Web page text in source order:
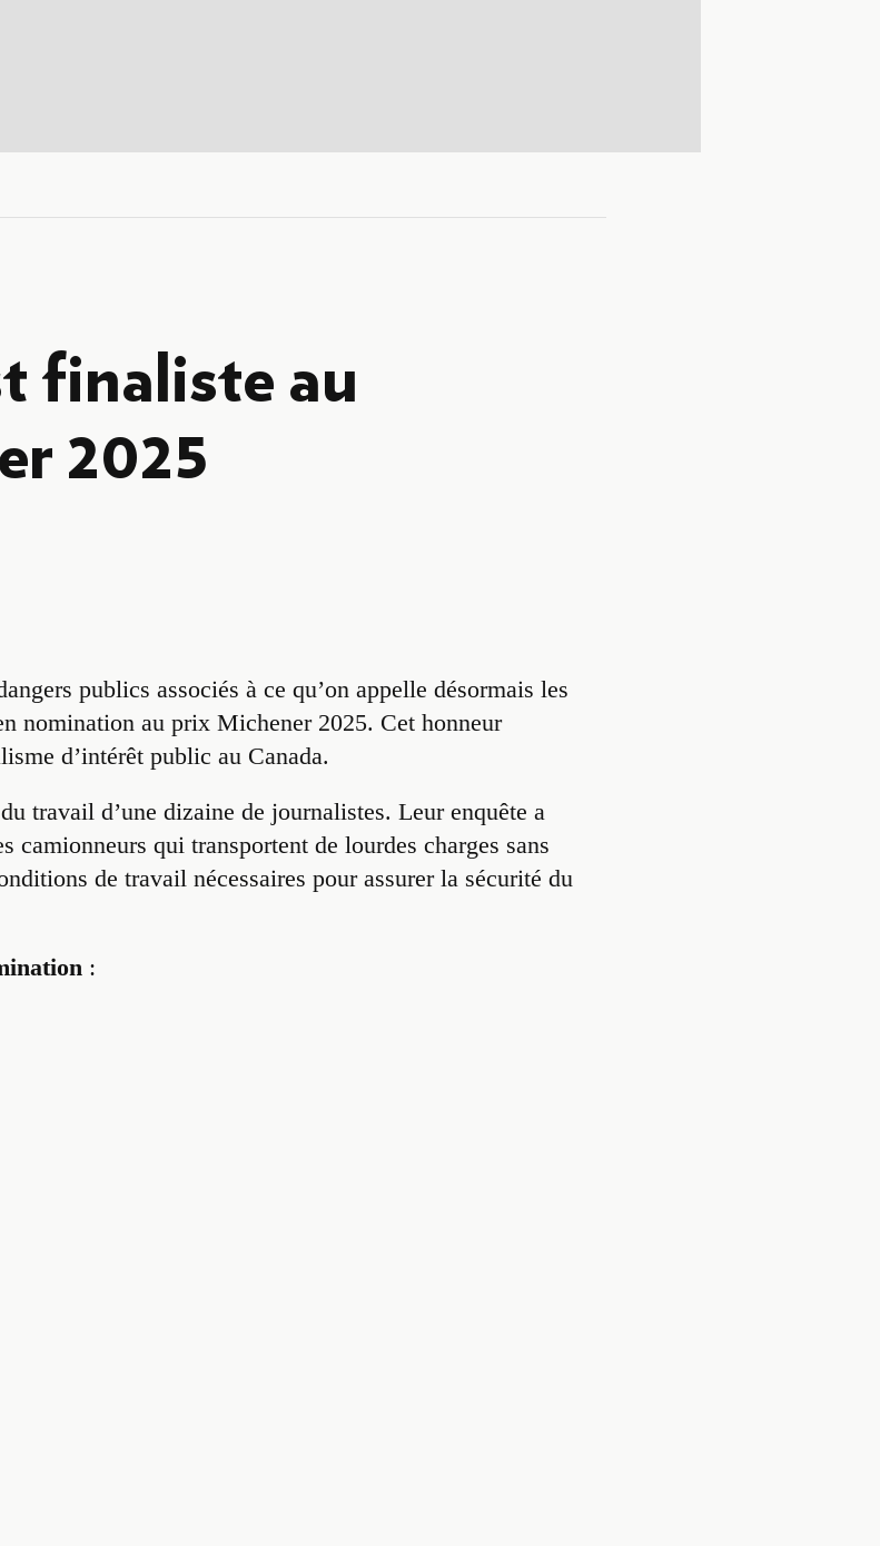
finaliste au
2025
publics associés à ce qu’on appelle désormais les
nomination au prix Michener 2025. Cet honneur
d’intérêt public au Canada.
travail d’une dizaine de journalistes. Leur enquête a
camionneurs qui transportent de lourdes charges sans
de travail nécessaires pour assurer la sécurité du
: